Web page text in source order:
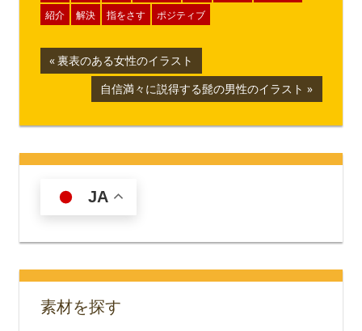
紹介 解決 指をさす ポジティブ
投
ナ
ビ
ゲ
ー
シ
ョ
ン
前
の
裏表のある女性のイラスト
次
の
記
自信満々に説得する髭の男性のイラスト
JA
素材を探す